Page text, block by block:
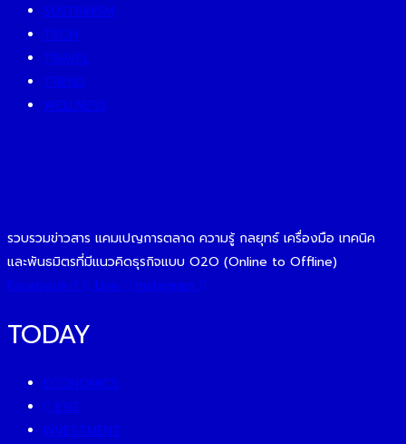
SUSTAINISM
TECH
TRAVEL
TREND
WELLNESS
รวบรวมข่าวสาร แคมเปญการตลาด ความรู้ กลยุทธ์ เครื่องมือ เทคนิค
และพันธมิตรที่มีแนวคิดธุรกิจแบบ O2O (Online to Offline)
Facebook-f
Line Instagram
TODAY
ECONOMICS
ESG
INVESTMENT